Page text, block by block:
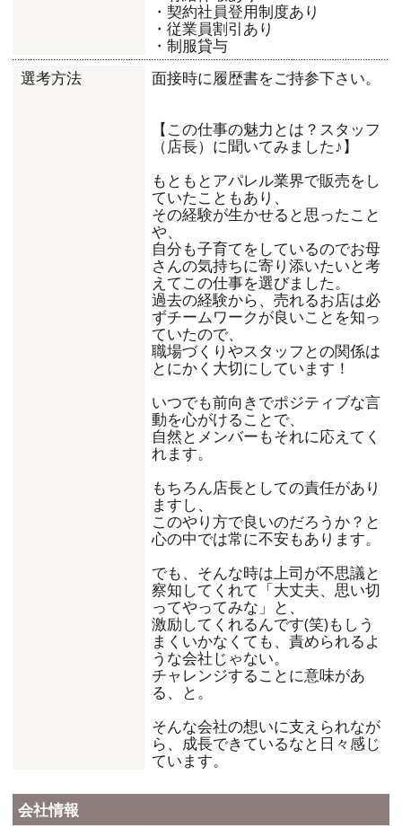
・契約社員登用制度あり
・従業員割引あり
・制服貸与
選考方法
面接時に履歴書をご持参下さい。
【この仕事の魅力とは？スタッフ
（店長）に聞いてみました♪】
もともとアパレル業界で販売をし
ていたこともあり、
その経験が生かせると思ったこと
や、
自分も子育てをしているのでお母
さんの気持ちに寄り添いたいと考
えてこの仕事を選びました。
過去の経験から、売れるお店は必
ずチームワークが良いことを知っ
ていたので、
職場づくりやスタッフとの関係は
とにかく大切にしています！
いつでも前向きでポジティブな言
動を心がけることで、
自然とメンバーもそれに応えてく
れます。
もちろん店長としての責任があり
ますし、
このやり方で良いのだろうか？と
心の中では常に不安もあります。
でも、そんな時は上司が不思議と
察知してくれて「大丈夫、思い切
ってやってみな」と、
激励してくれるんです(笑)もしう
まくいかなくても、責められるよ
うな会社じゃない。
チャレンジすることに意味があ
る、と。
そんな会社の想いに支えられなが
ら、成長できているなと日々感じ
ています。
会社情報